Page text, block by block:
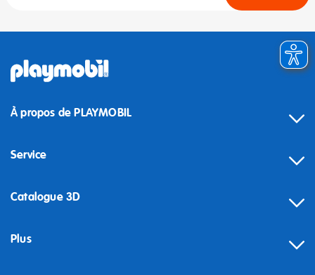
À propos de PLAYMOBIL
Service
Catalogue 3D
Plus